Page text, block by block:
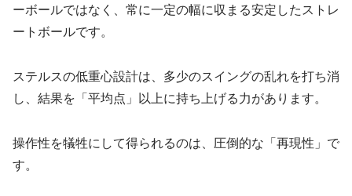
ーボールではなく、常に一定の幅に収まる安定したストレ
ートボールです。
ステルスの低重心設計は、多少のスイングの乱れを打ち消
し、結果を「平均点」以上に持ち上げる力があります。
操作性を犠牲にして得られるのは、圧倒的な「再現性」で
す。